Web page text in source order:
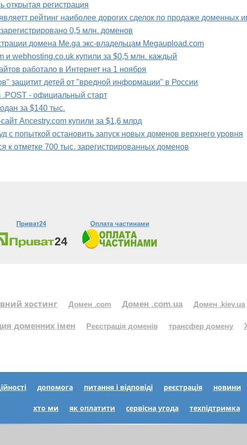
открытая регистрация
рейтинг наиболее дорогих сделок по продаже доменных
0,5 млн. доменов
домена Me.ga экс-владельцам Megaupload.com
webhosting.co.uk купили за $0,5 млн. каждый
работало в Интернет на 1 ноября
защитит детей от "вредной информации" в России
.POST - официальный старт
за $140 тыс.
Ancestry.com купили за $1,6 млрд
с попыткой остановить запуск новых доменов верхнего уровня
к отметке 700 тыс. зарегистрированных доменов
Приват24 Оплата частинами
хостинг Домен .com Домен .com.ua Домен .kiev.ua
доменних імен Реєстрація доменів трансфер домену
допомога питання і відповіді реєстрація новини
хто ми як оплатити сервісна угода техпідтримка